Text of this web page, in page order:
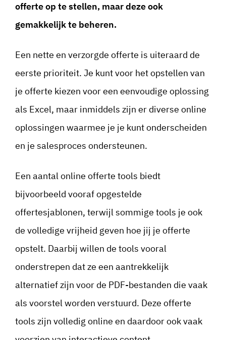
offerte op te stellen, maar deze ook
gemakkelijk te beheren.
Een nette en verzorgde offerte is uiteraard de
eerste prioriteit. Je kunt voor het opstellen van
je offerte kiezen voor een eenvoudige oplossing
als Excel, maar inmiddels zijn er diverse online
oplossingen waarmee je je kunt onderscheiden
en je salesproces ondersteunen.
Een aantal online offerte tools biedt
bijvoorbeeld vooraf opgestelde
offertesjablonen, terwijl sommige tools je ook
de volledige vrijheid geven hoe jij je offerte
opstelt. Daarbij willen de tools vooral
onderstrepen dat ze een aantrekkelijk
alternatief zijn voor de PDF-bestanden die vaak
als voorstel worden verstuurd. Deze offerte
tools zijn volledig online en daardoor ook vaak